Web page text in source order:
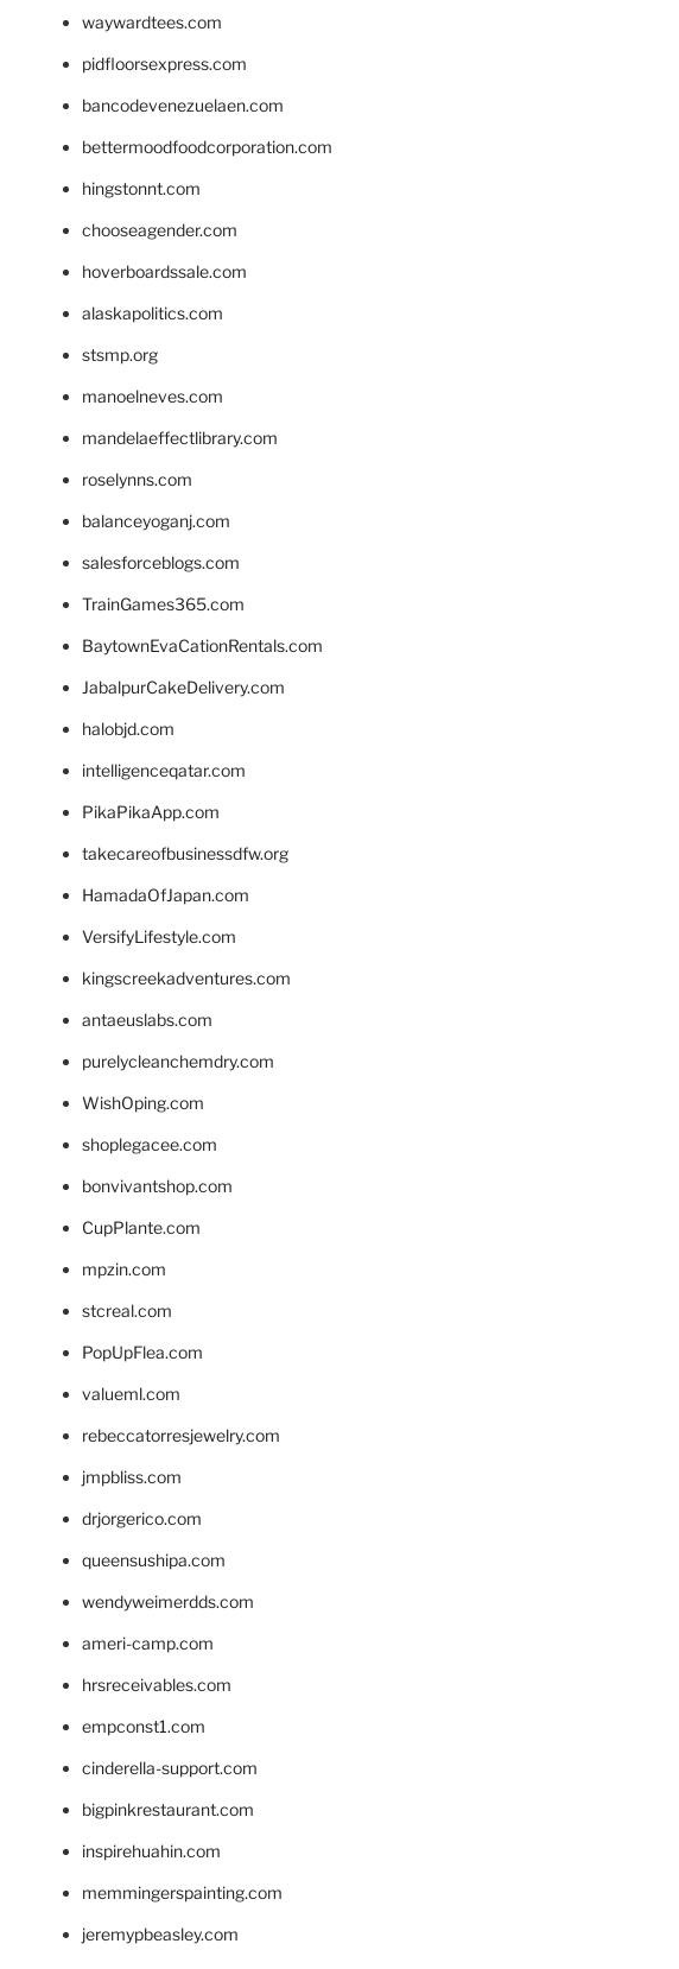
waywardtees.com
pidfloorsexpress.com
bancodevenezuelaen.com
bettermoodfoodcorporation.com
hingstonnt.com
chooseagender.com
hoverboardssale.com
alaskapolitics.com
stsmp.org
manoelneves.com
mandelaeffectlibrary.com
roselynns.com
balanceyoganj.com
salesforceblogs.com
TrainGames365.com
BaytownEvaCationRentals.com
JabalpurCakeDelivery.com
halobjd.com
intelligenceqatar.com
PikaPikaApp.com
takecareofbusinessdfw.org
HamadaOfJapan.com
VersifyLifestyle.com
kingscreekadventures.com
antaeuslabs.com
purelycleanchemdry.com
WishOping.com
shoplegacee.com
bonvivantshop.com
CupPlante.com
mpzin.com
stcreal.com
PopUpFlea.com
valueml.com
rebeccatorresjewelry.com
jmpbliss.com
drjorgerico.com
queensushipa.com
wendyweimerdds.com
ameri-camp.com
hrsreceivables.com
empconst1.com
cinderella-support.com
bigpinkrestaurant.com
inspirehuahin.com
memmingerspainting.com
jeremypbeasley.com